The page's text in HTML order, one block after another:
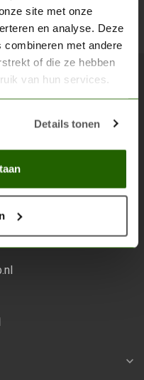
site met onze
en analyse. Deze
combineren met andere
of die ze hebben
van hun services.
Details tonen
en scenery